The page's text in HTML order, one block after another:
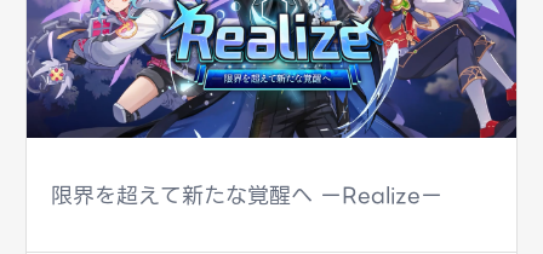
限界を超えて新たな覚醒へ ーRealizeー